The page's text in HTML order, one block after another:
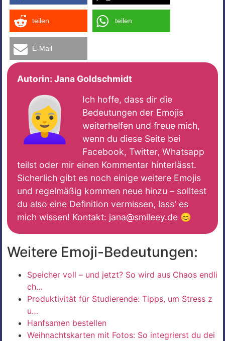
teilen teilen
E-Mail
Autorin: Jana Goldschmidt
👩‍🦳
Ich hoffe, dass dir die
Bedeutungen der Emojis
weiterhelfen und freue mich,
wenn du diese Seite bei
Facebook, Twitter, Whatsapp
teilst oder mir einen Kommentar hinterlässt.
Sicherlich gibt es noch einige weitere Emojis
und regelmäßig kommen neue hinzu – solltest
du also eine Definition vermissen, lass' es
mich wissen! Kontakt: jana@smileey.de 😊
Weitere Emoji-Bedeutungen:
Speicher voll – und jetzt? So wird aus Chaos endli
ch…
Produktivität für Studierende: Tipps, um Stress z
u…
Hanfsamen bestellen
Weihnachtskarten mit Fotos: So integrierst du dei